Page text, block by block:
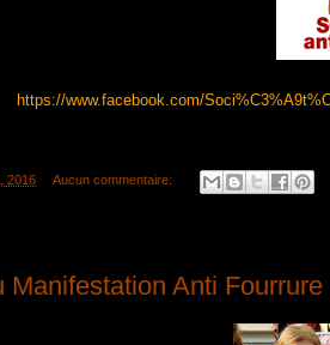
https://www.facebook.com/
2016 Aucun commentaire:
Manifestation Anti Fourrure